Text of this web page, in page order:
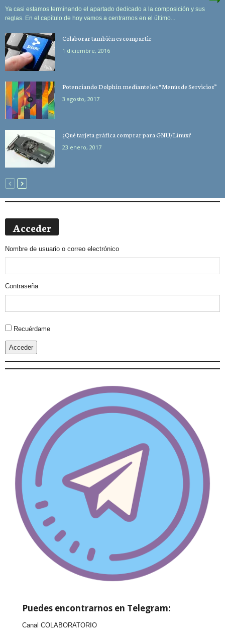
Ya casi estamos terminando el apartado dedicado a la composición y sus
reglas. En el capítulo de hoy vamos a centrarnos en el último...
Colaborar también es compartir
1 diciembre, 2016
Potenciando Dolphin mediante los “Menús de Servicios”
3 agosto, 2017
¿Qué tarjeta gráfica comprar para GNU/Linux?
23 enero, 2017
Acceder
Nombre de usuario o correo electrónico
Contraseña
Alternative:
Recuérdame
Acceder
Puedes encontrarnos en Telegram:
Canal COLABORATORIO